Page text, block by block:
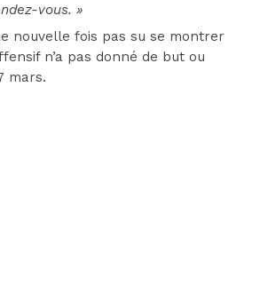
vous. »
nouvelle fois pas su se montrer
n’a pas donné de but ou
mars.